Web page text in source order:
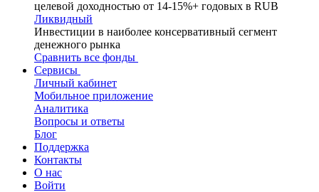
целевой доходностью от 14-15%+ годовых в RUB
Ликвидный
Инвестиции в наиболее консервативный сегмент
денежного рынка
Сравнить все фонды
Сервисы
Личный кабинет
Мобильное приложение
Аналитика
Вопросы и ответы
Блог
Поддержка
Контакты
О нас
Войти